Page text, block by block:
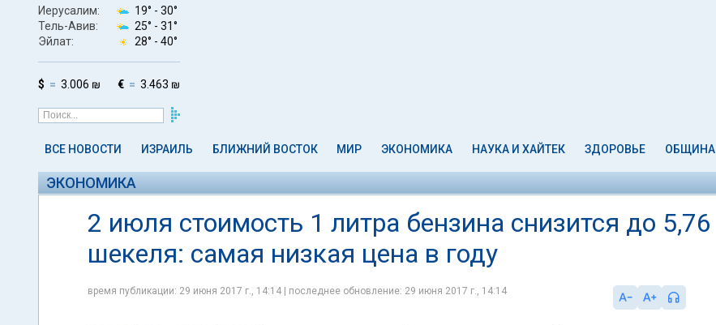
Иерусалим: 19° - 30°
Тель-Авив:
25° - 31°
Эйлат:
28° - 40°
$ 3.006 ₪ € 3.463 ₪
ВСЕ НОВОСТИ ИЗРАИЛЬ БЛИЖНИЙ ВОСТОК МИР ЭКОНОМИКА НАУКА И ХАЙТЕК ЗДОРОВЬЕ ОБЩИНА
ЭКОНОМИКА
2 июля стоимость 1 литра бензина снизится до 5,76
шекеля: самая низкая цена в году
время публикации: 29 июня 2017 г., 14:14 | последнее обновление: 29 июня 2017 г., 14:14